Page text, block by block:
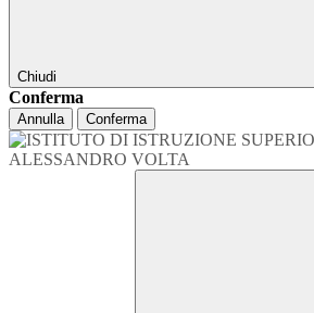
Chiudi
Conferma
Annulla Conferma